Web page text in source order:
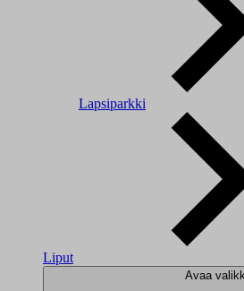
Lapsiparkki
Liput
Avaa